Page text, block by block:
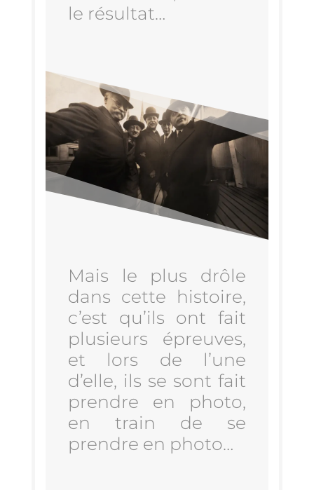
le résultat…
Mais le plus drôle
dans cette his­toire,
c’est qu’ils ont fait
plu­sieurs épreuves,
et lors de l’une
d’elle, ils se sont fait
prendre en pho­to,
en train de se
prendre en photo…